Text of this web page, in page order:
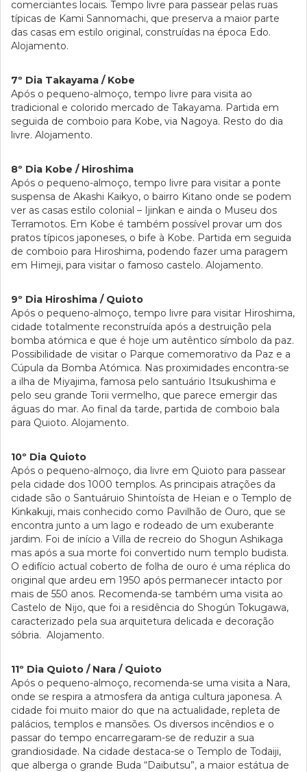
comerciantes locais. Tempo livre para passear pelas ruas
típicas de Kami Sannomachi, que preserva a maior parte
das casas em estilo original, construídas na época Edo.
Alojamento.
7º Dia Takayama / Kobe
Após o pequeno-almoço, tempo livre para visita ao
tradicional e colorido mercado de Takayama. Partida em
seguida de comboio para Kobe, via Nagoya. Resto do dia
livre. Alojamento.
8º Dia Kobe / Hiroshima
Após o pequeno-almoço, tempo livre para visitar a ponte
suspensa de Akashi Kaikyo, o bairro Kitano onde se podem
ver as casas estilo colonial – Ijinkan e ainda o Museu dos
Terramotos. Em Kobe é também possível provar um dos
pratos típicos japoneses, o bife à Kobe. Partida em seguida
de comboio para Hiroshima, podendo fazer uma paragem
em Himeji, para visitar o famoso castelo. Alojamento.
9º Dia Hiroshima / Quioto
Após o pequeno-almoço, tempo livre para visitar Hiroshima,
cidade totalmente reconstruída após a destruição pela
bomba atómica e que é hoje um autêntico símbolo da paz.
Possibilidade de visitar o Parque comemorativo da Paz e a
Cúpula da Bomba Atómica. Nas proximidades encontra-se
a ilha de Miyajima, famosa pelo santuário Itsukushima e
pelo seu grande Torii vermelho, que parece emergir das
águas do mar. Ao final da tarde, partida de comboio bala
para Quioto. Alojamento.
10º Dia Quioto
Após o pequeno-almoço, dia livre em Quioto para passear
pela cidade dos 1000 templos. As principais atrações da
cidade são o Santuáruio Shintoísta de Heian e o Templo de
Kinkakuji, mais conhecido como Pavilhão de Ouro, que se
encontra junto a um lago e rodeado de um exuberante
jardim. Foi de início a Villa de recreio do Shogun Ashikaga
mas após a sua morte foi convertido num templo budista.
O edifício actual coberto de folha de ouro é uma réplica do
original que ardeu em 1950 após permanecer intacto por
mais de 550 anos. Recomenda-se também uma visita ao
Castelo de Nijo, que foi a residência do Shogún Tokugawa,
caracterizado pela sua arquitetura delicada e decoração
sóbria. Alojamento.
11º Dia Quioto / Nara / Quioto
Após o pequeno-almoço, recomenda-se uma visita a Nara,
onde se respira a atmosfera da antiga cultura japonesa. A
cidade foi muito maior do que na actualidade, repleta de
palácios, templos e mansões. Os diversos incêndios e o
passar do tempo encarregaram-se de reduzir a sua
grandiosidade. Na cidade destaca-se o Templo de Todaiji,
que alberga o grande Buda “Daibutsu”, a maior estátua de